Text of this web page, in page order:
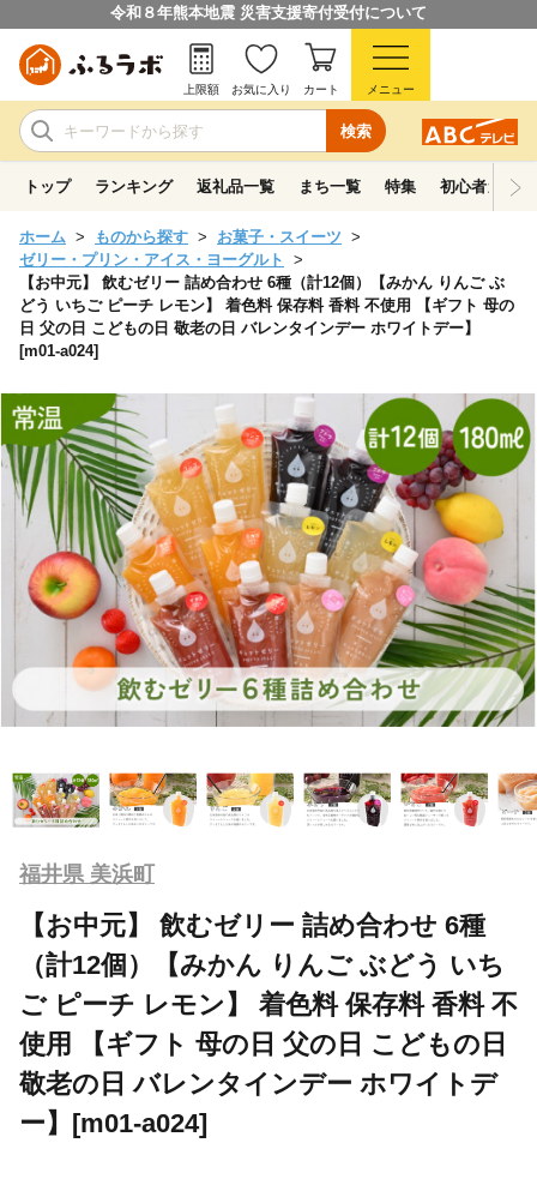
令和８年熊本地震 災害支援寄付受付について
検索
上限額 お気に入り カート メニュー
トップ ランキング 返礼品一覧 まち一覧 特集 初心者ガイド
ホーム ものから探す
お菓子・スイーツ
ゼリー・プリン・アイス・ヨーグルト
【お中元】 飲むゼリー 詰め合わせ 6種（計12個）【みかん りんご ぶ
どう いちご ピーチ レモン】 着色料 保存料 香料 不使用 【ギフト 母の
日 父の日 こどもの日 敬老の日 バレンタインデー ホワイトデー】
[m01-a024]
福井県 美浜町
【お中元】 飲むゼリー 詰め合わせ 6種
（計12個）【みかん りんご ぶどう いち
ご ピーチ レモン】 着色料 保存料 香料 不
使用 【ギフト 母の日 父の日 こどもの日
敬老の日 バレンタインデー ホワイトデ
ー】[m01-a024]